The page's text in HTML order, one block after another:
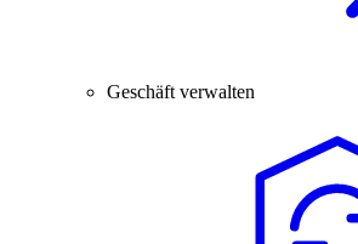
Geschäft verwalten